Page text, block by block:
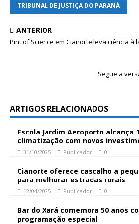
TRIBUNAL DE JUSTIÇA DO PARANÁ
ANTERIOR
Pint of Science em Cianorte leva ciência à
Segue a
ARTIGOS RELACIONADOS
Escola Jardim Aeroporto alcança
climatização com novos
31/10/2025 Publicador 0
Cianorte oferece cascalho a
para melhorar estradas rurais
12/04/2025 Publicador 0
Bar do Xará comemora 50 anos
programação especial